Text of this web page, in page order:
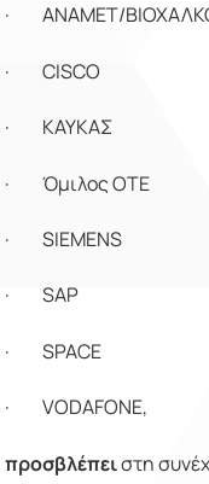
· ΑΝΑΜΕΤ/
· CISCO
· ΚΑΥΚΑΣ
· Όμιλος ΟΤΕ
· SIEMENS
· SAP
· SPACE
· VODAFONE,
προσβλέπειστη